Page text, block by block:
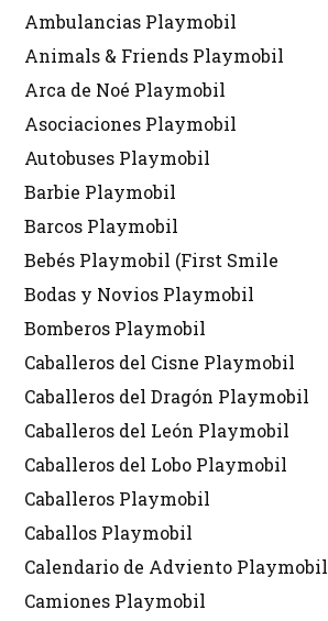
Ambulancias Playmobil
Animals & Friends Playmobil
Arca de Noé Playmobil
Asociaciones Playmobil
Autobuses Playmobil
Barbie Playmobil
Barcos Playmobil
Bebés Playmobil (First Smile
Bodas y Novios Playmobil
Bomberos Playmobil
Caballeros del Cisne Playmobil
Caballeros del Dragón Playmobil
Caballeros del León Playmobil
Caballeros del Lobo Playmobil
Caballeros Playmobil
Caballos Playmobil
Calendario de Adviento Playmobil
Camiones Playmobil